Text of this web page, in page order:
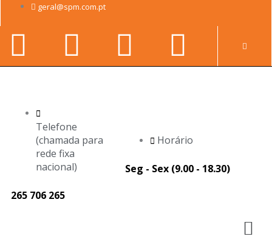
content
geral@spm.com.pt
Facebook-
f
Youtube
Linkedin-
in
Telefone
(chamada para
rede fixa
nacional)
265 706 265
Horário
Seg - Sex (9.00 - 18.30)